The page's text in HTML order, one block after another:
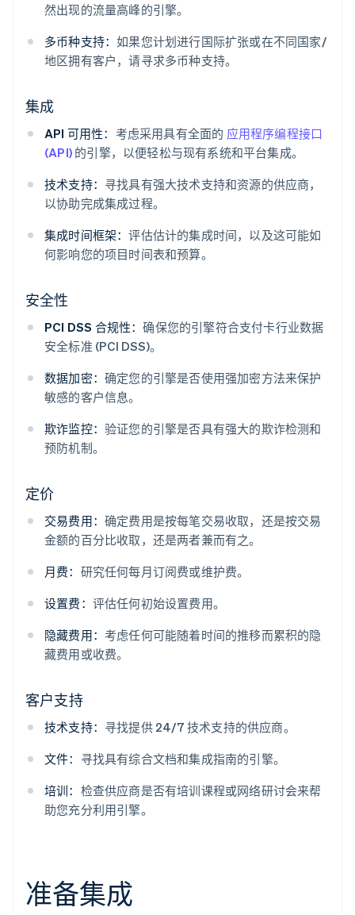
然出现的流量高峰的引擎。
多币种支持：如果您计划进行国际扩张或在不同国家/
地区拥有客户，请寻求多币种支持。
集成
API 可用性： 考虑采用具有全面的 应用程序编程接口
(API) 的引擎，以便轻松与现有系统和平台集成。
技术支持： 寻找具有强大技术支持和资源的供应商，
以协助完成集成过程。
集成时间框架：评估估计的集成时间，以及这可能如
何影响您的项目时间表和预算。
安全性
PCI DSS 合规性：确保您的引擎符合支付卡行业数据
安全标准 (PCI DSS)。
数据加密： 确定您的引擎是否使用强加密方法来保护
敏感的客户信息。
欺诈监控： 验证您的引擎是否具有强大的欺诈检测和
预防机制。
定价
交易费用： 确定费用是按每笔交易收取，还是按交易
金额的百分比收取，还是两者兼而有之。
月费： 研究任何每月订阅费或维护费。
设置费： 评估任何初始设置费用。
隐藏费用： 考虑任何可能随着时间的推移而累积的隐
藏费用或收费。
客户支持
技术支持： 寻找提供 24/7 技术支持的供应商。
文件： 寻找具有综合文档和集成指南的引擎。
培训： 检查供应商是否有培训课程或网络研讨会来帮
助您充分利用引擎。
准备集成